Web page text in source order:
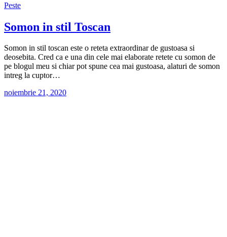
Peste
Somon in stil Toscan
Somon in stil toscan este o reteta extraordinar de gustoasa si
deosebita. Cred ca e una din cele mai elaborate retete cu somon de
pe blogul meu si chiar pot spune cea mai gustoasa, alaturi de somon
intreg la cuptor…
noiembrie 21, 2020